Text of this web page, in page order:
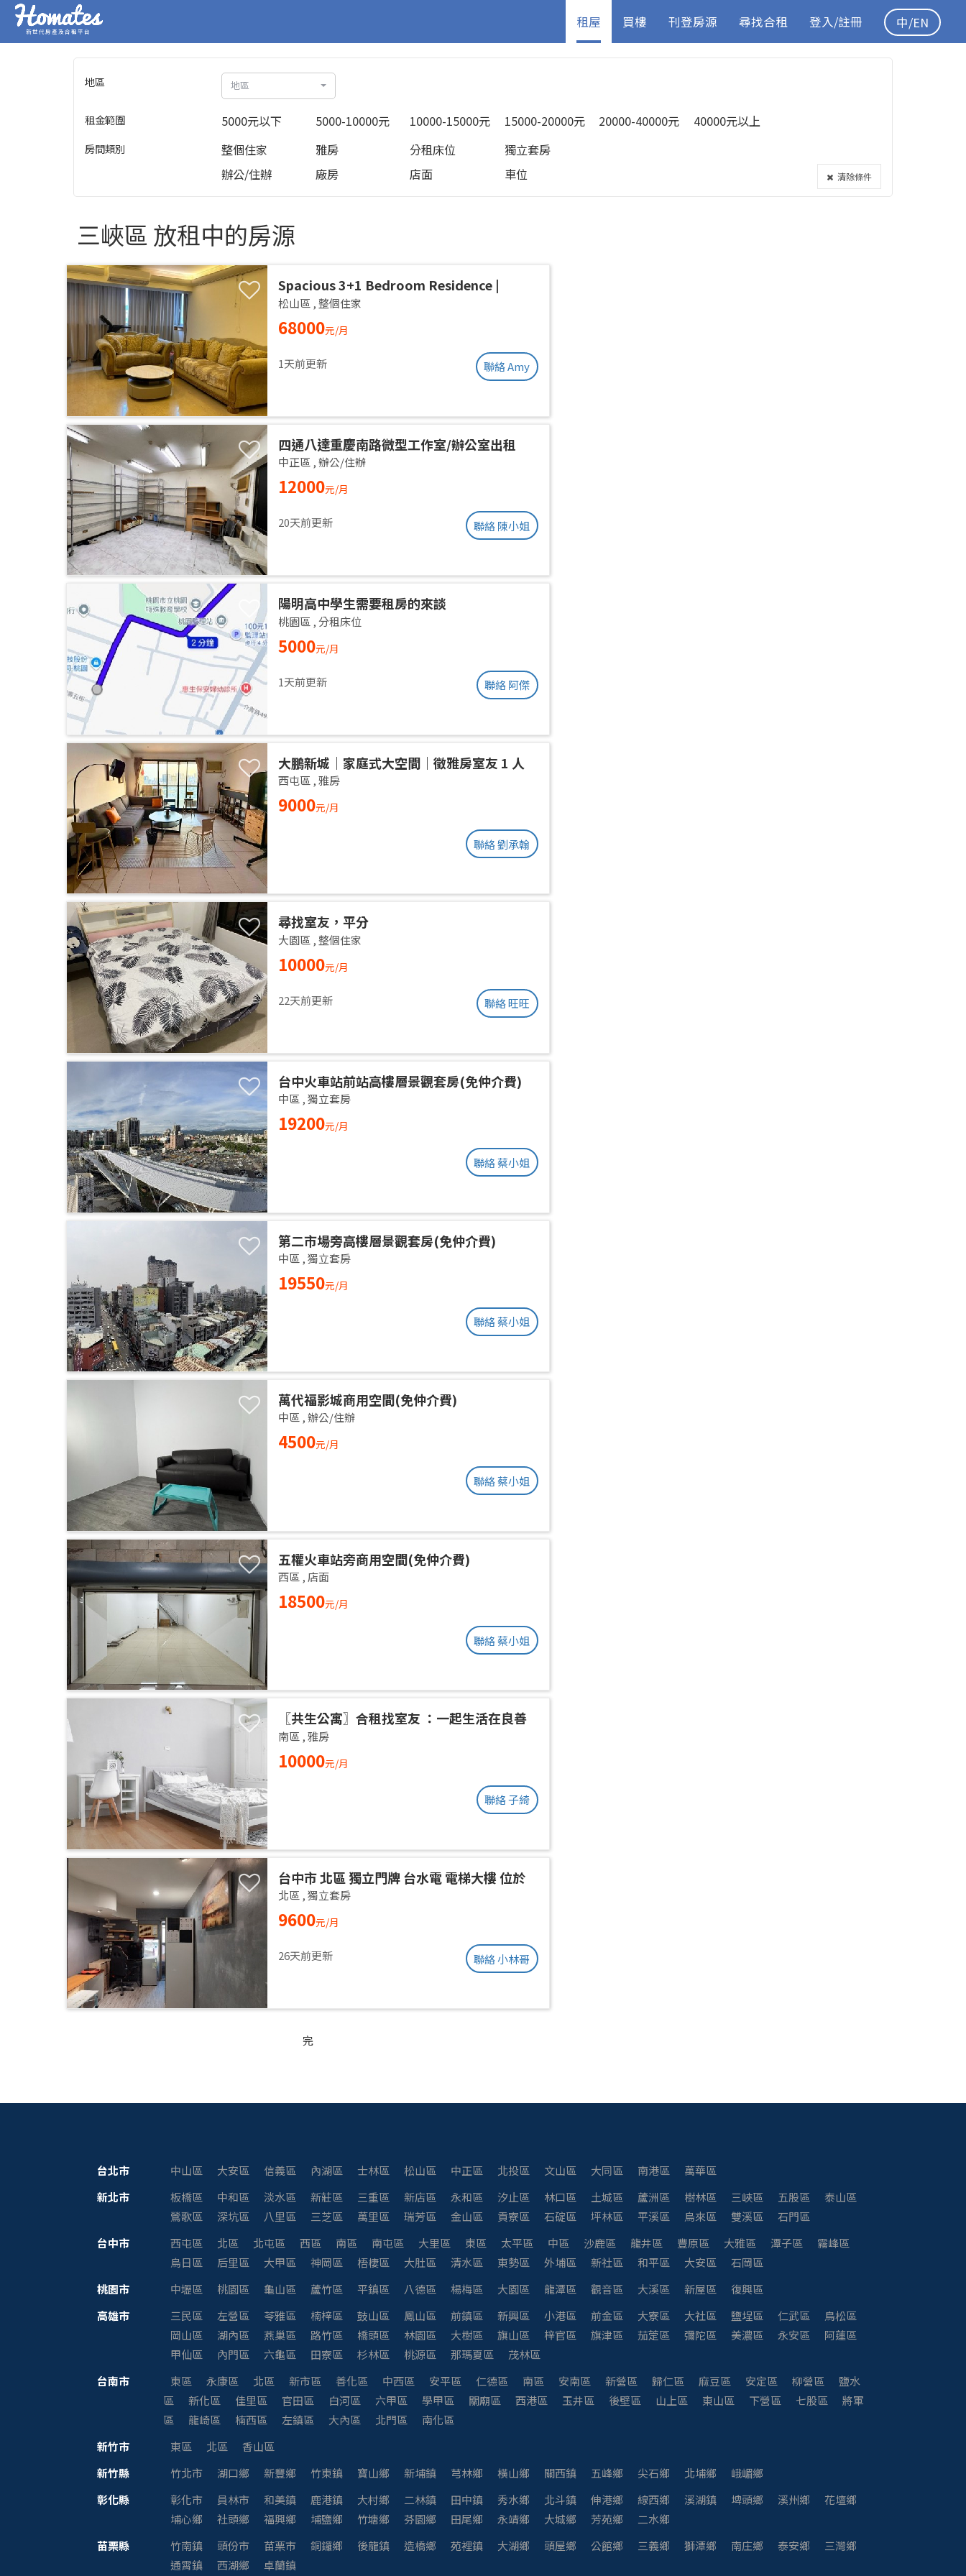
新世代房產及合租平台
租屋 買樓 刊登房源 尋找合租 登入/註冊 中/EN
地區 地區
租金範圍 5000元以下 5000-10000元 10000-15000元 15000-20000元 20000-40000元 40000元以上
房間類別 整個住家 雅房 分租床位
獨立套房
辦公/住辦
廠房 店面 車位 清除條件
三峽區 放租中的房源
Spacious 3+1 Bedroom Residence |
Songshan District | Taipei Arena
MRTSpacious 42-Ping Designer
Apartment | Near Taipei Arena MRT
松山區 ,整個住家
68000元/月
1天前更新 聯絡 Amy
四通八達重慶南路微型工作室/辦公室出租
中正區 ,辦公/住辦
12000元/月
20天前更新 聯絡 陳小姐
陽明高中學生需要租房的來談
桃園區 ,分租床位
5000元/月
1天前更新 聯絡 阿傑
大鵬新城｜家庭式大空間｜徵雅房室友 1 人
西屯區 ,雅房
9000元/月
聯絡 劉承翰
尋找室友，平分
大園區 ,整個住家
10000元/月
22天前更新 聯絡 旺旺
台中火車站前站高樓層景觀套房(免仲介費)
中區 ,獨立套房
19200元/月
聯絡 蔡小姐
第二市場旁高樓層景觀套房(免仲介費)
中區 ,獨立套房
19550元/月
聯絡 蔡小姐
萬代福影城商用空間(免仲介費)
中區 ,辦公/住辦
4500元/月
聯絡 蔡小姐
五權火車站旁商用空間(免仲介費)
西區 , 店面
18500元/月
聯絡 蔡小姐
〖共生公寓〗合租找室友 ：一起生活在良善
的居家環境
南區 ,雅房
10000元/月
聯絡 子綺
台中市 北區 獨立門牌 台水電 電梯大樓 位於
14樓 權狀10坪 有獨立陽台通風採光好 獨曬
獨洗 不會淋雨
北區 ,獨立套房
9600元/月
26天前更新 聯絡 小林哥
完
台北市 中山區 大安區 信義區 內湖區 士林區 松山區 中正區 北投區 文山區 大同區 南港區
萬華區
新北市
板橋區 中和區 淡水區 新莊區 三重區 新店區 永和區 汐止區 林口區 土城區 蘆洲區 樹林區 三峽區 五股區
泰山區
鶯歌區
深坑區 八里區 三芝區 萬里區 瑞芳區 金山區 貢寮區 石碇區 坪林區 平溪區 烏來區 雙溪區
石門區
台中市
西屯區 北區 北屯區 西區 南區 南屯區 大里區 東區 太平區 中區 沙鹿區 龍井區 豐原區 大雅區 潭子區
霧峰區
烏日區
后里區 大甲區 神岡區 梧棲區 大肚區 清水區 東勢區 外埔區 新社區 和平區 大安區
石岡區
桃園市
中壢區 桃園區 龜山區 蘆竹區 平鎮區 八德區 楊梅區 大園區 龍潭區 觀音區 大溪區 新屋區
復興區
高雄市
三民區 左營區 苓雅區 楠梓區 鼓山區 鳳山區 前鎮區 新興區 小港區 前金區 大寮區 大社區 鹽埕區 仁武區
鳥松區
岡山區
湖內區 燕巢區 路竹區 橋頭區 林園區 大樹區 旗山區 梓官區 旗津區 茄萣區 彌陀區 美濃區 永安區
阿蓮區
甲仙區
內門區 六龜區 田寮區 杉林區 桃源區 那瑪夏區
茂林區
台南市
東區 永康區 北區 新市區 善化區 中西區 安平區 仁德區 南區 安南區 新營區 歸仁區 麻豆區 安定區 柳營區
鹽水
區
新化區 佳里區 官田區 白河區 六甲區 學甲區 關廟區 西港區 玉井區 後壁區 山上區 東山區 下營區 七股區
將軍
區
龍崎區 楠西區 左鎮區 大內區 北門區
南化區
新竹市
東區 北區
香山區
新竹縣
竹北市 湖口鄉 新豐鄉 竹東鎮 寶山鄉 新埔鎮 芎林鄉 橫山鄉 關西鎮 五峰鄉 尖石鄉 北埔鄉
峨嵋鄉
彰化縣
彰化市 員林市 和美鎮 鹿港鎮 大村鄉 二林鎮 田中鎮 秀水鄉 北斗鎮 伸港鄉 線西鄉 溪湖鎮 埤頭鄉 溪州鄉
花壇鄉
埔心鄉
社頭鄉 福興鄉 埔鹽鄉 竹塘鄉 芬園鄉 田尾鄉 永靖鄉 大城鄉 芳苑鄉
二水鄉
苗栗縣
竹南鎮 頭份市 苗栗市 銅鑼鄉 後龍鎮 造橋鄉 苑裡鎮 大湖鄉 頭屋鄉 公館鄉 三義鄉 獅潭鄉 南庄鄉 泰安鄉
三灣鄉
通霄鎮
西湖鄉 卓蘭鎮